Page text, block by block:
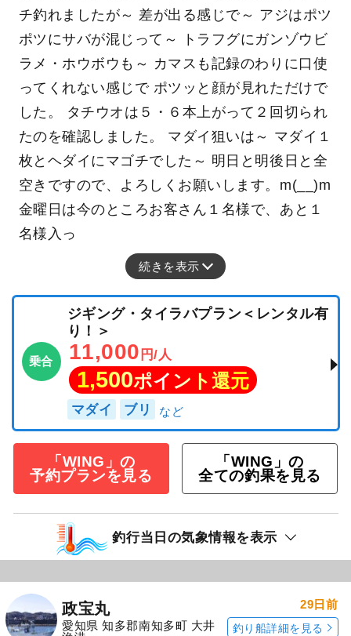
チ釣れましたが～ 差が出る感じで～ アジはポツ
ポツにサバが混じって～ トラフグにガンゾウビ
ラメ・ホウボウも～ カマスも記録のわりに口使
ってくれない感じで ポツッと顔が見れただけで
した。 タチウオは５・６本上がって２回切られ
たのを確認しました。 マダイ狙いは～ マダイ１
枚とヘダイにマゴチでした～ 明日と明後日と全
空きですので、よろしくお願いします。m(__)m
金曜日は今のところお客さん１名様で、あと１
名様入っ
続きを表示
乗合
ジギング・タイラバプラン＜レンタル有
り！＞
11,000 円/人
1,500ポイント還元
マダイ ブリ
「WING」の
予約プランを見る
「WING」の
全ての釣果を見る
釣行当日の気象情報を表示
政宝丸
愛知県 知多郡南知多町 大井
29日前
釣り船詳細を見る